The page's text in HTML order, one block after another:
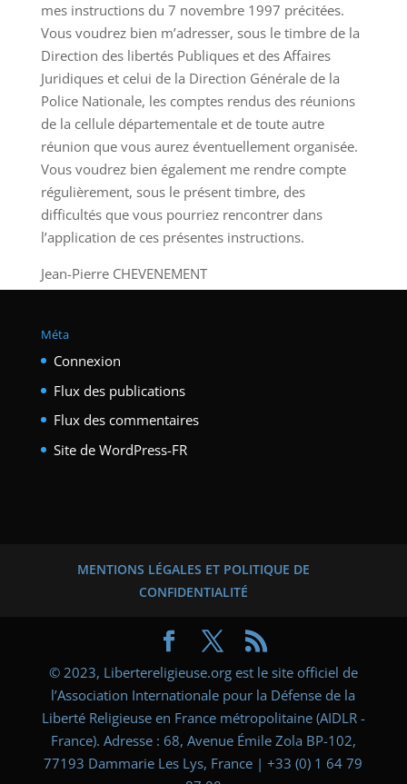
mes instructions du 7 novembre 1997 précitées.
Vous voudrez bien m’adresser, sous le timbre de la
Direction des libertés Publiques et des Affaires
Juridiques et celui de la Direction Générale de la
Police Nationale, les comptes rendus des réunions
de la cellule départementale et de toute autre
réunion que vous aurez éventuellement organisée.
Vous voudrez bien également me rendre compte
régulièrement, sous le présent timbre, des
difficultés que vous pourriez rencontrer dans
l’application de ces présentes instructions.
Jean-Pierre CHEVENEMENT
Méta
Connexion
Flux des publications
Flux des commentaires
Site de WordPress-FR
MENTIONS LÉGALES ET POLITIQUE DE
CONFIDENTIALITÉ
© 2023, Libertereligieuse.org est le site officiel de
l’Association Internationale pour la Défense de la
Liberté Religieuse en France métropolitaine (AIDLR -
France). Adresse : 68, Avenue Émile Zola BP-102,
77193 Dammarie Les Lys, France | +33 (0) 1 64 79